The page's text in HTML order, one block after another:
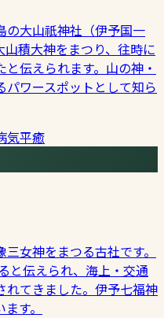
の大山祇神社（伊予国一
積大神をまつり、往時に
伝えられます。山の神・
ワースポットとして知ら
気平癒
女神をまつる古社です。
と伝えられ、海上・交通
れてきました。伊予七福神
す。